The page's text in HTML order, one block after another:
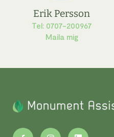
Erik Persson
Tel: 0707-200967
Maila mig